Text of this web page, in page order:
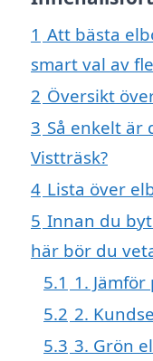
1 Att bästa
smart val av
2 Översikt
3 Så enkelt är
Vistträsk?
4 Lista över
5 Innan du
här bör du
5.1 1.
5.2 2.
5.3 3. Grön